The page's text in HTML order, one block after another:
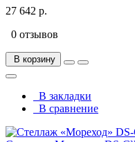
27 642 р.
0 отзывов
В корзину
В закладки
В сравнение